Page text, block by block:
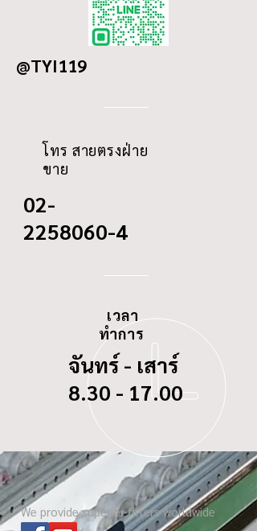
COMMONRAIL FC9J
EURO 3
90.5
ID
@TYI119
โทร สายตรงฝ่าย
ขาย
02-
2258060-4
เวลา
ทำการ
จันทร์ - เสาร์
8.30 - 17.00
We provide superior filters worldwide